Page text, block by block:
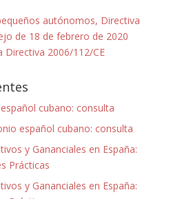
autónomos, Directiva
de 18 de febrero de 2020
Directiva 2006/112/CE
cubano: consulta
español cubano: consulta
y Gananciales en España:
Prácticas
y Gananciales en España: